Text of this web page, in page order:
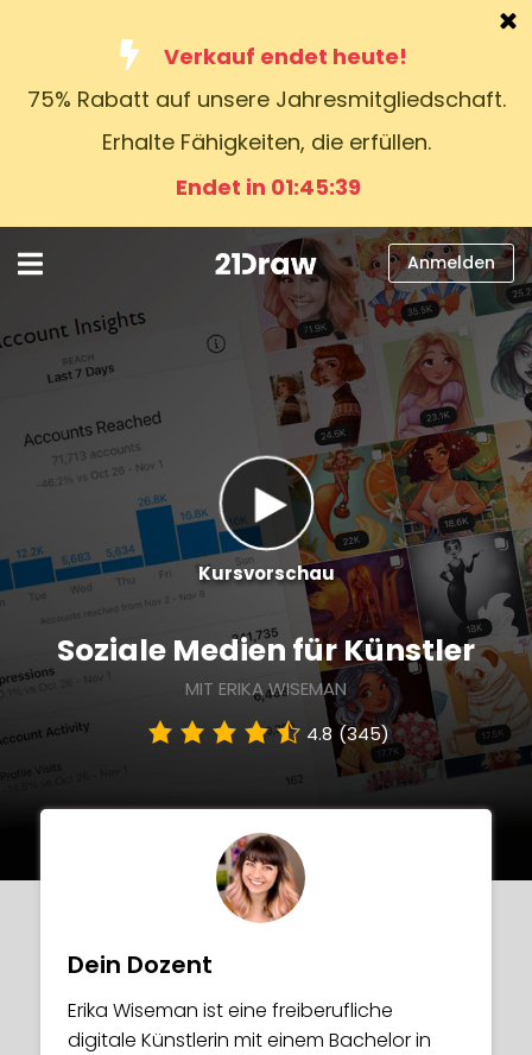
Verkauf endet heute!
75% Rabatt auf unsere Jahresmitgliedschaft.
Erhalte Fähigkeiten, die erfüllen.
Endet in 01:45:38
Kurse
Über uns
Anmelden
Deutsch
Anmelden
Kursvorschau
Soziale Medien für Künstler
MIT ERIKA WISEMAN
4.8 (345)
Dein Dozent
Erika Wiseman ist eine freiberufliche
digitale Künstlerin mit einem Bachelor in